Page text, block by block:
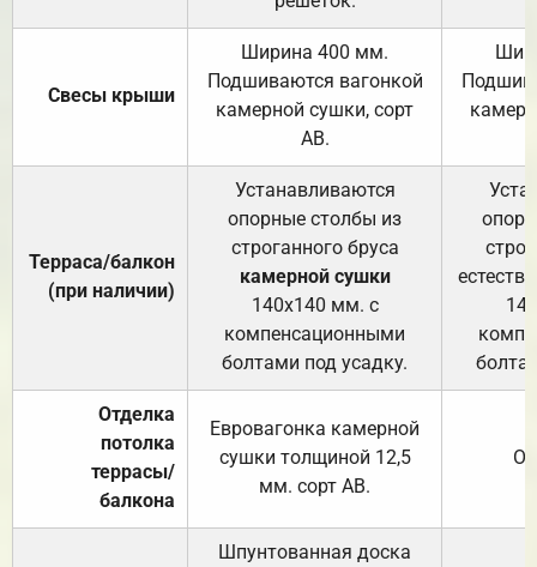
Свесы крыши
Ширина 400 мм.
Подшиваются вагонкой
камерной сушки, сорт
АВ.
Терраса/балкон
(при наличии)
Устанавливаются
опорные столбы из
строганного бруса
камерной сушки
140х140 мм. с
компенсационными
болтами под усадку.
Отделка
потолка
террасы/
балкона
Евровагонка камерной
сушки толщиной 12,5
мм. сорт АВ.
Шпунтованная доска